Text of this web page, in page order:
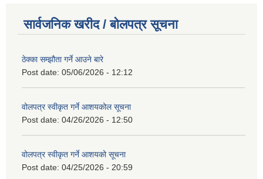
सार्वजनिक खरीद / बोलपत्र सूचना
ठेक्का सम्झौता गर्ने आउने बारे
Post date: 05/06/2026 - 12:12
वोलपत्र स्वीकृत गर्ने आशयकोल सूचना
Post date: 04/26/2026 - 12:50
वोलपत्र स्वीकृत गर्ने आशयको सूचना
Post date: 04/25/2026 - 20:59